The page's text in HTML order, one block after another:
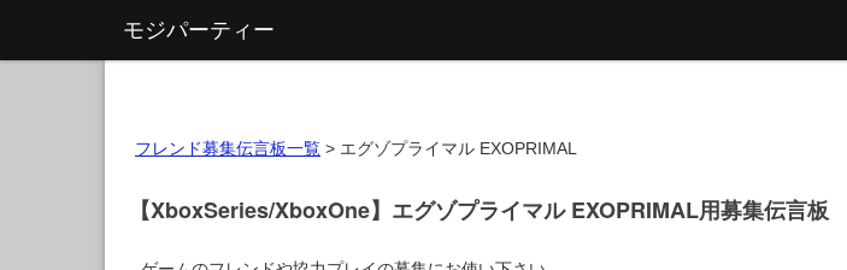
モジパーティー
フレンド募集伝言板一覧 > エグゾプライマル EXOPRIMAL
【XboxSeries/XboxOne】エグゾプライマル EXOPRIMAL用募集伝言板